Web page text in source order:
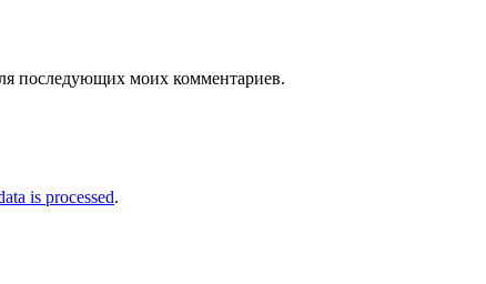
последующих моих комментариев.
is processed.